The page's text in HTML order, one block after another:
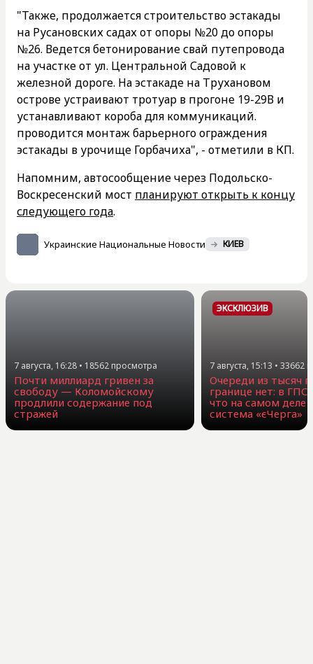
"Также, продолжается строительство эстакады
на Русановских садах от опоры №20 до опоры
№26. Ведется бетонирование свай путепровода
на участке от ул. Центральной Садовой к
железной дороге. На эстакаде на Трухановом
острове устраивают тротуар в прогоне 19-29В и
устанавливают короба для коммуникаций.
проводится монтаж барьерного ограждения
эстакады в урочище Горбачиха", - отметили в КП.
Напомним, автосообщение через Подольско-
Воскресенский мост планируют открыть к концу
следующего года.
Украинские Национальные Новости КИЕВ
7 августа, 16:28 • 18562 просмотра
Почти миллиард гривен за
свободу — Коломойскому
продлили содержание под
стражей
ЭКСКЛЮЗИВ
7 августа, 15:13 • 33662
Очереди из тысяч
границе нет: в
что на самом деле
система «єЧерга»